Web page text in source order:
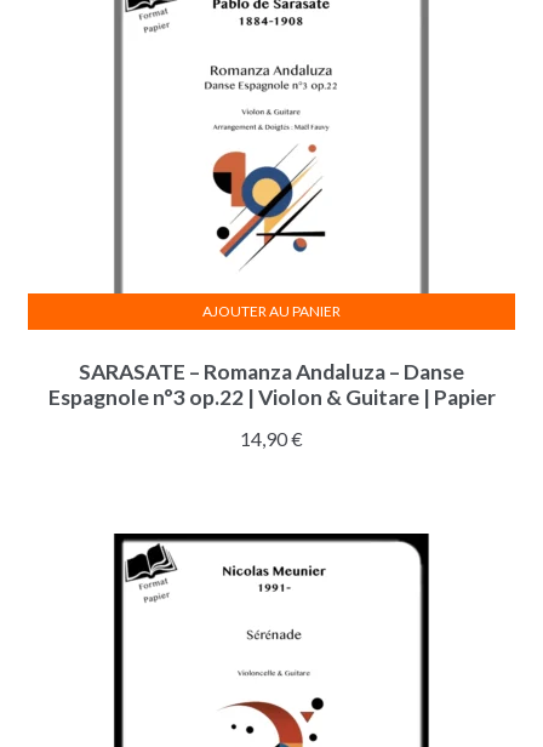
SARASATE – Romanza Andaluza – Danse
Espagnole n°3 op.22 | Violon & Guitare | Papier
14,90€
AJOUTER AU PANIER